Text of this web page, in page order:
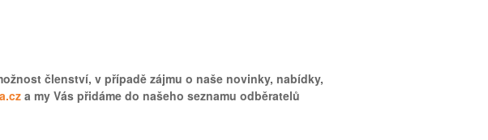
členství, v případě zájmu o naše novinky, nabídky,
a my Vás přidáme do našeho seznamu odběratelů